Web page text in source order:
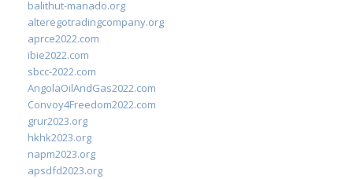
balithut-manado.org
alteregotradingcompany.org
aprce2022.com
ibie2022.com
sbcc-2022.com
AngolaOilAndGas2022.com
Convoy4Freedom2022.com
grur2023.org
hkhk2023.org
napm2023.org
apsdfd2023.org